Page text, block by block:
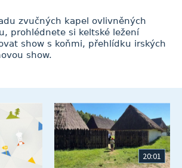
zvučných kapel ovlivněných
prohlédnete si keltské ležení
show s koňmi, přehlídku irských
show.
20:01